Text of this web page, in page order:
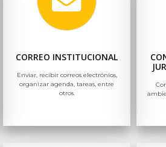
CORREO INSTITUCIONAL
Enviar, recibir correos electrónios,
organizar agenda, tareas, entre
otros.